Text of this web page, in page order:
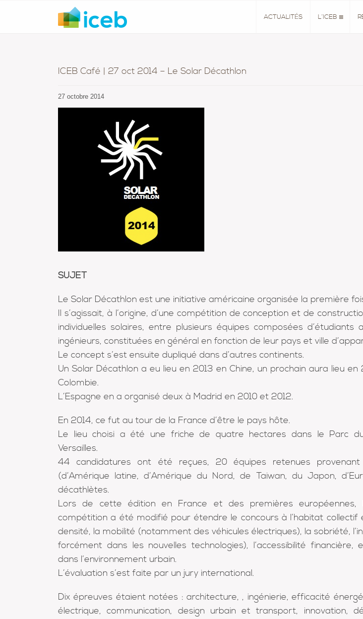
ACTUALITÉS L’ICEB
ICEB Café | 27 oct 2014 – Le Solar Décathlon
27 octobre 2014
SUJET
Le Solar Décathlon est une initiative américaine organisée la première
Il s’agissait, à l’origine, d’une compétition de conception et de
individuelles solaires, entre plusieurs équipes composées d’étudiants
ingénieurs, constituées en général en fonction de leur pays et ville
Le concept s’est ensuite dupliqué dans d’autres continents.
Un Solar Décathlon a eu lieu en 2013 en Chine, un prochain aura lieu en
Colombie.
L’Espagne en a organisé deux à Madrid en 2010 et 2012.
En 2014, ce fut au tour de la France d’être le pays hôte.
Le lieu choisi a été une friche de quatre hectares dans le Parc
Versailles.
44 candidatures ont été reçues, 20 équipes retenues
(d’Amérique latine, d’Amérique du Nord, de Taiwan, du Japon,
décathlètes.
Lors de cette édition en France et des premières européennes,
compétition a été modifié pour étendre le concours à l’habitat collectif
densité, la mobilité (notamment des véhicules électriques), la sobriété,
forcément dans les nouvelles technologies), l’accessibilité financière,
dans l’environnement urbain.
L’évaluation s’est faite par un jury international.
Dix épreuves étaient notées : architecture, , ingénierie, efficacité
électrique, communication, design urbain et transport, innovation,